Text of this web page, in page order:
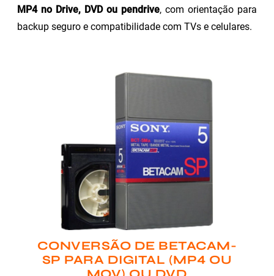
MP4 no Drive, DVD ou pendrive, com orientação para
backup seguro e compatibilidade com TVs e celulares.
CONVERSÃO DE BETACAM-
SP PARA DIGITAL (MP4 OU